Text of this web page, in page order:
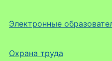
Электронные
Охрана труда